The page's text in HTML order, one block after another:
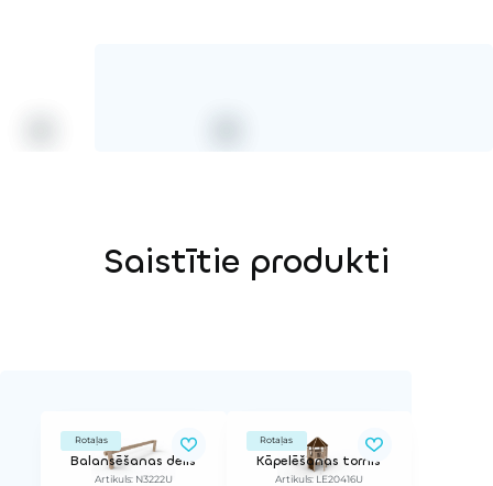
Saistītie produkti
Rotaļas
Balansēšanas dēlis
Artikuls: N3222U
Rotaļas
Kāpelēšanas tornis
Artikuls: LE20416U